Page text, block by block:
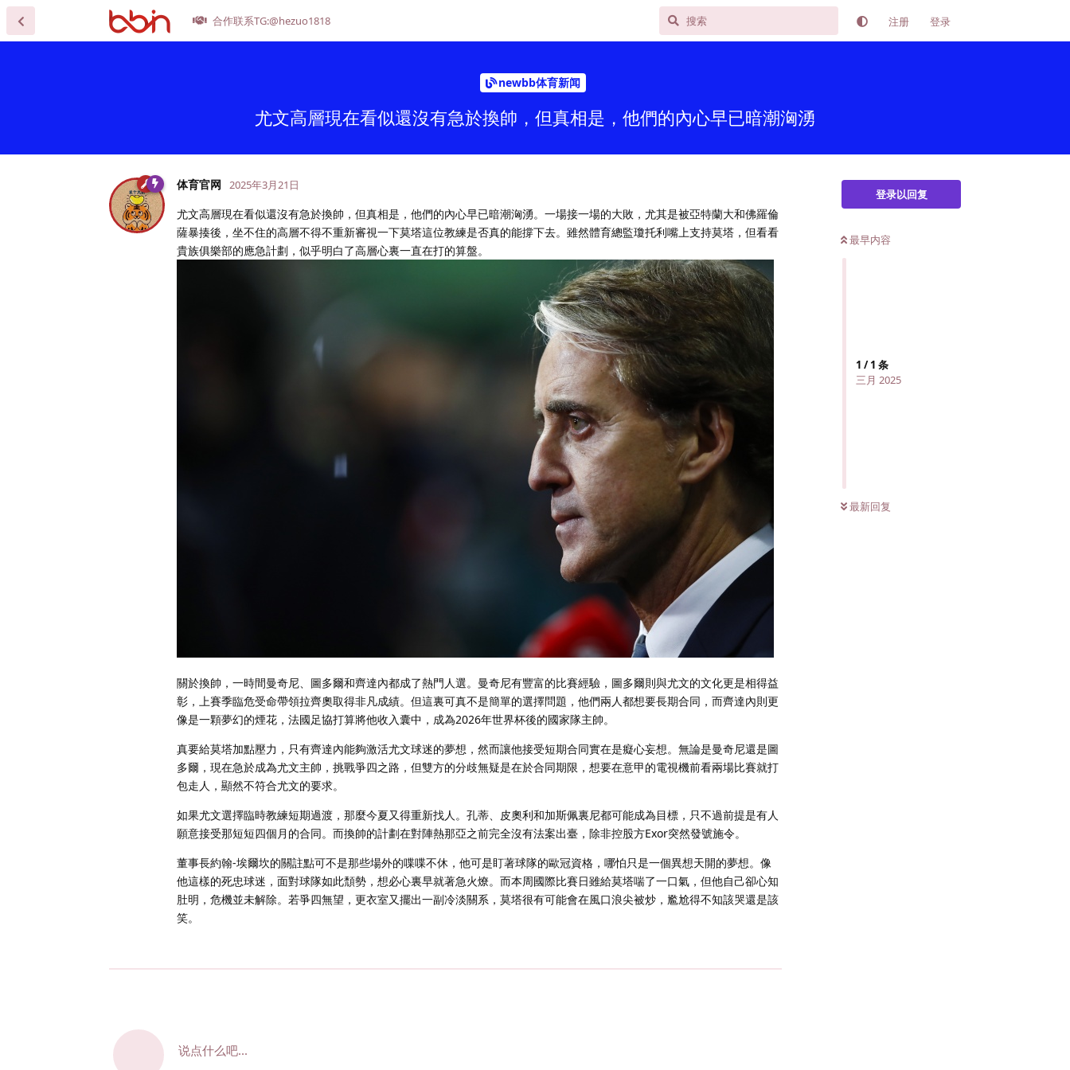
合作联系TG:@hezuo1818 注册 登录
newbb体育新闻
尤文高層現在看似還沒有急於換帥，但真相是，他們的內心早已暗潮洶湧
登录以回复
最早内容
1 /1 条
三月 2025
最新回复
体育官网 2025年3月21日
尤文高層現在看似還沒有急於換帥，但真相是，他們的內心早已暗潮洶湧。一場接一場的大敗，尤其是被亞特蘭大和佛羅倫
薩暴揍後，坐不住的高層不得不重新審視一下莫塔這位教練是否真的能撐下去。雖然體育總監瓊托利嘴上支持莫塔，但看看
貴族俱樂部的應急計劃，似乎明白了高層心裏一直在打的算盤。
關於換帥，一時間曼奇尼、圖多爾和齊達內都成了熱門人選。曼奇尼有豐富的比賽經驗，圖多爾則與尤文的文化更是相得益
彰，上賽季臨危受命帶領拉齊奧取得非凡成績。但這裏可真不是簡單的選擇問題，他們兩人都想要長期合同，而齊達內則更
像是一顆夢幻的煙花，法國足協打算將他收入囊中，成為2026年世界杯後的國家隊主帥。
真要給莫塔加點壓力，只有齊達內能夠激活尤文球迷的夢想，然而讓他接受短期合同實在是癡心妄想。無論是曼奇尼還是圖
多爾，現在急於成為尤文主帥，挑戰爭四之路，但雙方的分歧無疑是在於合同期限，想要在意甲的電視機前看兩場比賽就打
包走人，顯然不符合尤文的要求。
如果尤文選擇臨時教練短期過渡，那麼今夏又得重新找人。孔蒂、皮奧利和加斯佩裏尼都可能成為目標，只不過前提是有人
願意接受那短短四個月的合同。而換帥的計劃在對陣熱那亞之前完全沒有法案出臺，除非控股方Exor突然發號施令。
董事長約翰-埃爾坎的關註點可不是那些場外的喋喋不休，他可是盯著球隊的歐冠資格，哪怕只是一個異想天開的夢想。像
他這樣的死忠球迷，面對球隊如此頹勢，想必心裏早就著急火燎。而本周國際比賽日雖給莫塔喘了一口氣，但他自己卻心知
肚明，危機並未解除。若爭四無望，更衣室又擺出一副冷淡關系，莫塔很有可能會在風口浪尖被炒，尷尬得不知該哭還是該
笑。
说点什么吧...